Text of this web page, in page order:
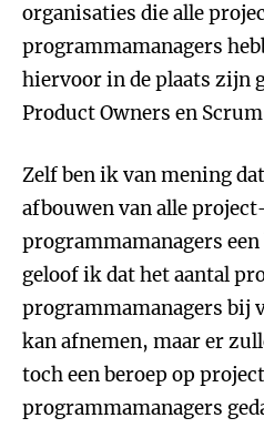
organisaties die alle
programmamanagers
hiervoor in de plaats zijn
Product Owners en
Zelf ben ik van mening
afbouwen van alle
programmamanagers
geloof ik dat het aantal
programmamanagers bij
kan afnemen, maar er
toch een beroep op
programmamanagers